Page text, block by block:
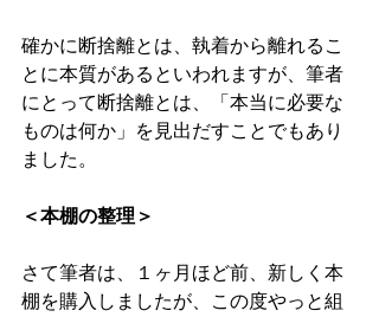
確かに断捨離とは、執着から離れるこ
とに本質があるといわれますが、筆者
にとって断捨離とは、「本当に必要な
ものは何か」を見出だすことでもあり
ました。
＜本棚の整理＞
さて筆者は、１ヶ月ほど前、新しく本
棚を購入しましたが、この度やっと組